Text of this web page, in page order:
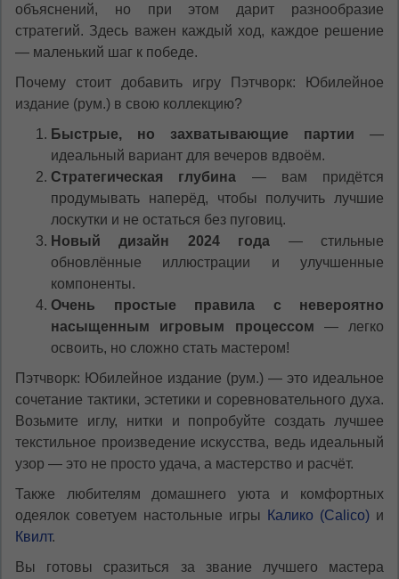
объяснений, но при этом дарит разнообразие
стратегий. Здесь важен каждый ход, каждое решение
— маленький шаг к победе.
Почему стоит добавить игру Пэтчворк: Юбилейное
издание (рум.) в свою коллекцию?
Быстрые, но захватывающие партии —
идеальный вариант для вечеров вдвоём.
Стратегическая глубина — вам придётся
продумывать наперёд, чтобы получить лучшие
лоскутки и не остаться без пуговиц.
Новый дизайн 2024 года — стильные
обновлённые иллюстрации и улучшенные
компоненты.
Очень простые правила с невероятно
насыщенным игровым процессом — легко
освоить, но сложно стать мастером!
Пэтчворк: Юбилейное издание (рум.) — это идеальное
сочетание тактики, эстетики и соревновательного духа.
Возьмите иглу, нитки и попробуйте создать лучшее
текстильное произведение искусства, ведь идеальный
узор — это не просто удача, а мастерство и расчёт.
Также любителям домашнего уюта и комфортных
одеялок советуем настольные игры
Калико (Calico) и
Квилт.
Вы готовы сразиться за звание лучшего мастера